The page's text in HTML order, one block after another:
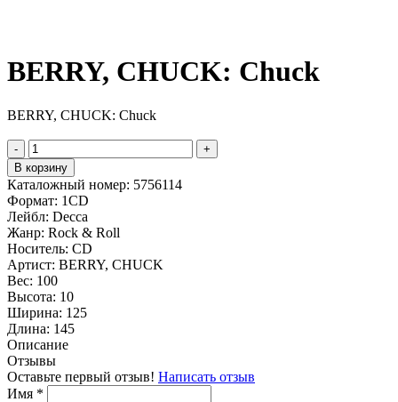
BERRY, CHUCK: Chuck
BERRY, CHUCK: Chuck
-
+
В корзину
Каталожный номер: 5756114
Формат: 1CD
Лейбл: Decca
Жанр: Rock & Roll
Носитель: CD
Артист: BERRY, CHUCK
Вес: 100
Высота: 10
Ширина: 125
Длина: 145
Описание
Отзывы
Оставьте первый отзыв! Написать отзыв
Имя *